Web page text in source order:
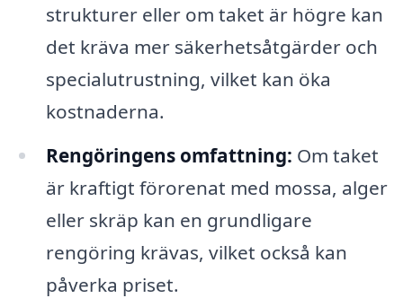
strukturer eller om taket är högre kan
det kräva mer säkerhetsåtgärder och
specialutrustning, vilket kan öka
kostnaderna.
Rengöringens omfattning: Om taket
är kraftigt förorenat med mossa, alger
eller skräp kan en grundligare
rengöring krävas, vilket också kan
påverka priset.